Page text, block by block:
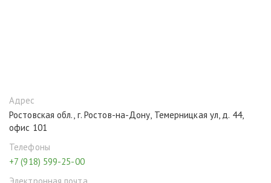
Адрес
Ростовская обл., г. Ростов-на-Дону, Темерницкая ул, д. 44,
офис 101
Телефоны
+7 (918) 599-25-00